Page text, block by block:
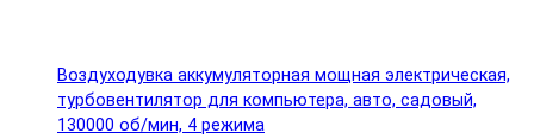
Воздуходувка аккумуляторная мощная электрическая,
турбовентилятор для компьютера, авто, садовый,
130000 об/мин, 4 режима